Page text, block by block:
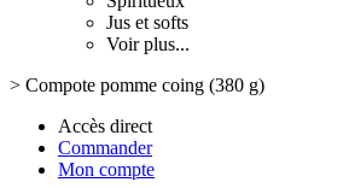
Jus et softs
Voir plus...
> Compote pomme coing (380 g)
Accès direct
Commander
Mon compte